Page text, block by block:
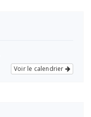
Voir le calendrier